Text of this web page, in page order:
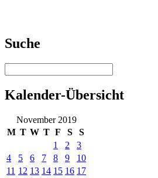
Suche
Kalender-Übersicht
November 2019
M T W T F S
S
1
2
3
4
5 6 7 8 9
10
11 12 13 14 15 16 17